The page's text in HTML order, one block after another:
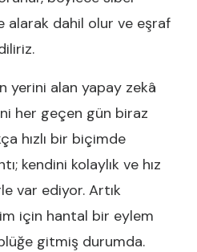
alarak dahil olur ve eşraf
yerini alan yapay zekâ
her geçen gün biraz
hızlı bir biçimde
kendini kolaylık ve hız
var ediyor. Artık
için hantal bir eylem
gitmiş durumda.